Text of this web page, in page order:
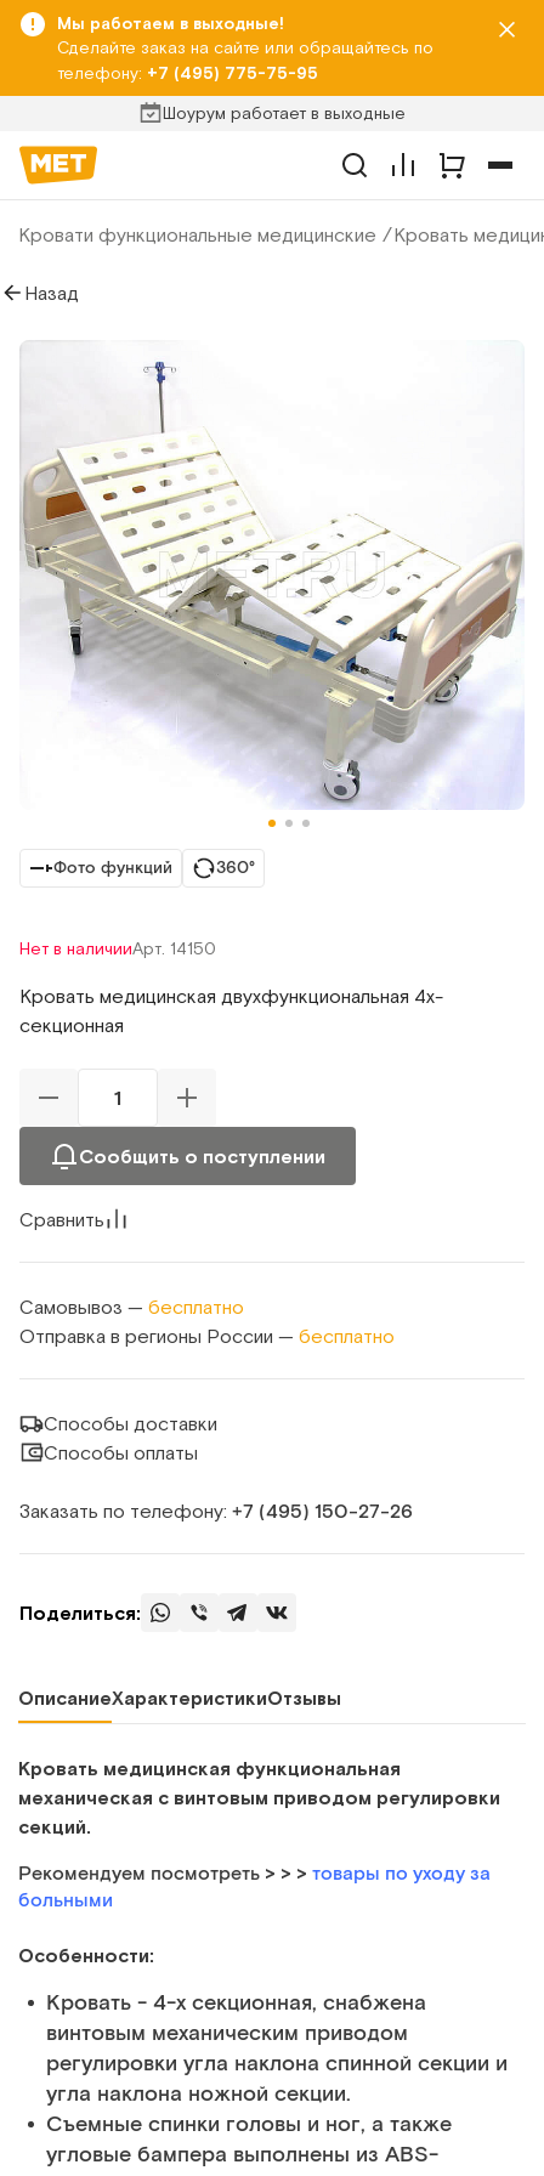
Мы работаем в выходные!
Сделайте заказ на сайте или обращайтесь по
телефону: +7 (495) 775-75-95
Шоурум работает в выходные
Кровати функциональные медицинские Кровать
Назад
Фото функций 360°
Нет в наличииАрт. 14150
Кровать медицинская двухфункциональная 4х-
секционная
Сообщить о поступлении
Сравнить
Самовывоз — бесплатно
Отправка в регионы России — бесплатно
Способы доставки
Способы оплаты
Заказать по телефону: +7 (495) 150‑27‑26
Поделиться:
ОписаниеХарактеристикиОтзывы
Кровать медицинская функциональная
механическая с винтовым приводом регулировки
секций.
Рекомендуем посмотреть > > > товары по уходу за
больными
Особенности:
Кровать - 4-х секционная, снабжена
винтовым механическим приводом
регулировки угла наклона спинной секции и
угла наклона ножной секции.
Съемные спинки головы и ног, а также
угловые бампера выполнены из ABS-